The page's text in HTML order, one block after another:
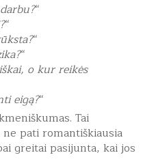
“
“
“
“
o kur reikės
eigą?“
Tai
pati romantiškiausia
greitai pasijunta, kai jos